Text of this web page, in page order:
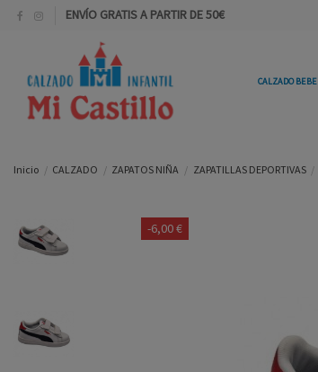
ENVÍO GRATIS A PARTIR DE 50€
CALZADO BEBE
Inicio CALZADO ZAPATOS NIÑA ZAPATILLAS DEPORTIVAS
-6,00 €